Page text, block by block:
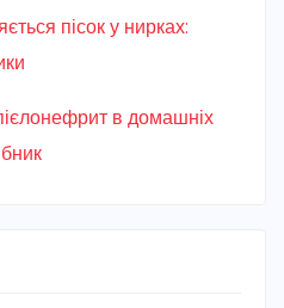
пісок у нирках:
в домашніх